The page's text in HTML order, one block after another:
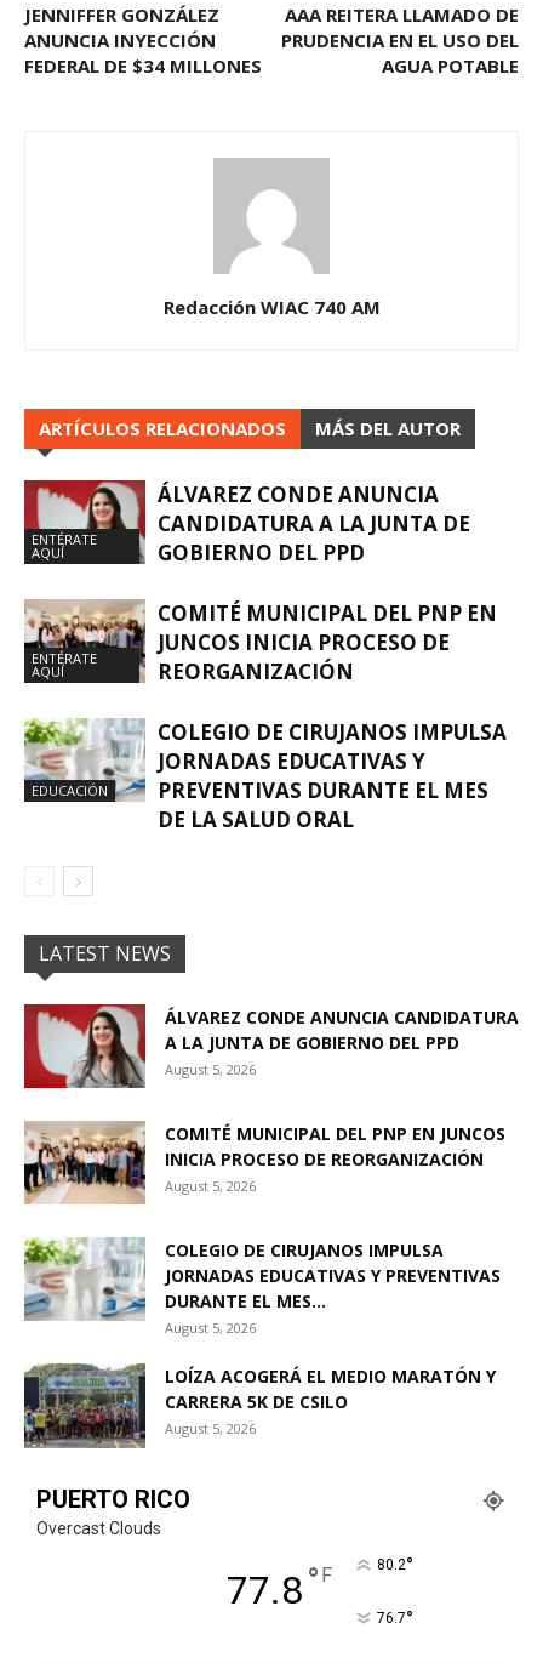
JENNIFFER GONZÁLEZ
ANUNCIA INYECCIÓN
FEDERAL DE $34 MILLONES
AAA REITERA LLAMADO DE
PRUDENCIA EN EL USO DEL
AGUA POTABLE
Redacción WIAC 740 AM
ARTÍCULOS RELACIONADOS MÁS DEL AUTOR
ENTÉRATE
AQUÍ
ÁLVAREZ CONDE ANUNCIA
CANDIDATURA A LA JUNTA DE
GOBIERNO DEL PPD
ENTÉRATE
AQUÍ
COMITÉ MUNICIPAL DEL PNP EN
JUNCOS INICIA PROCESO DE
REORGANIZACIÓN
EDUCACIÓN
COLEGIO DE CIRUJANOS IMPULSA
JORNADAS EDUCATIVAS Y
PREVENTIVAS DURANTE EL MES
DE LA SALUD ORAL
LATEST NEWS
ÁLVAREZ CONDE ANUNCIA CANDIDATURA
A LA JUNTA DE GOBIERNO DEL PPD
August 5, 2026
COMITÉ MUNICIPAL DEL PNP EN JUNCOS
INICIA PROCESO DE REORGANIZACIÓN
August 5, 2026
COLEGIO DE CIRUJANOS IMPULSA
JORNADAS EDUCATIVAS Y PREVENTIVAS
DURANTE EL MES...
August 5, 2026
LOÍZA ACOGERÁ EL MEDIO MARATÓN Y
CARRERA 5K DE CSILO
August 5, 2026
PUERTO RICO
Overcast Clouds
77.8° F 80.2°
76.7°